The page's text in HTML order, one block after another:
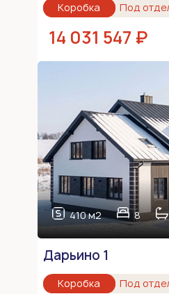
Коробка Под
14 031 547 ₽
410 м2 8
Дарьино 1
Коробка Под